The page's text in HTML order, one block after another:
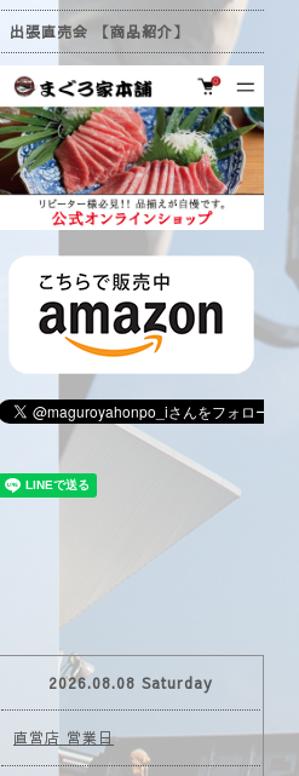
出張直売会 【商品紹介】
2026.08.08 Saturday
直営店 営業日